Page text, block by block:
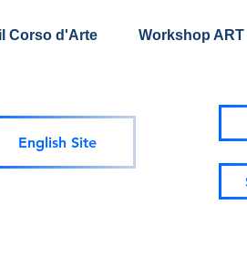
Corso d'Arte Workshop ART
English Site